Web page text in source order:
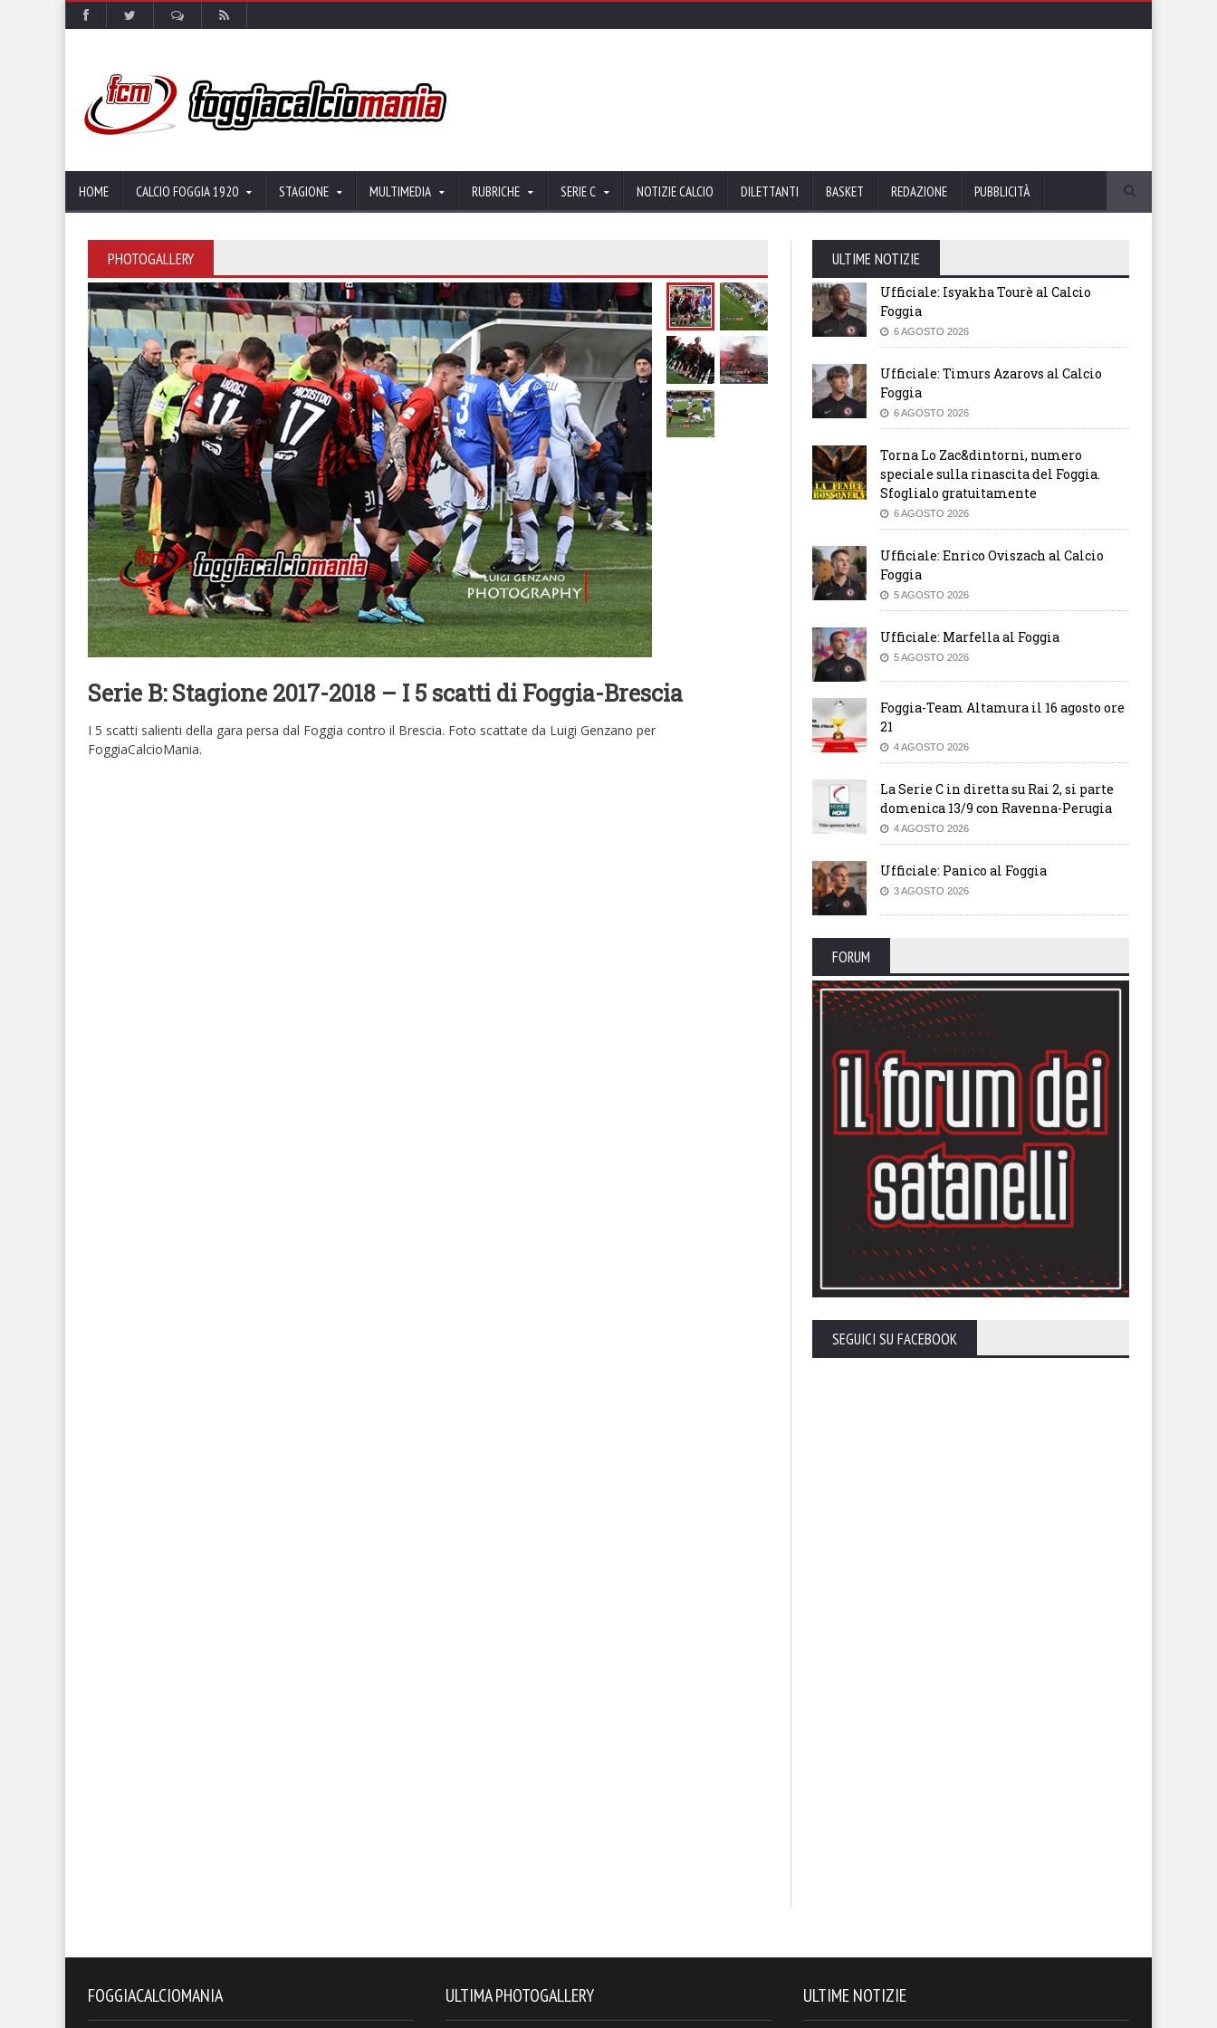
HOME CALCIO FOGGIA 1920 STAGIONE MULTIMEDIA RUBRICHE SERIE C NOTIZIE CALCIO DILETTANTI BASKET REDAZIONE PUBBLICITÀ
PHOTOGALLERY
Serie B: Stagione 2017-2018 – I 5 scatti di Foggia-Brescia
I 5 scatti salienti della gara persa dal Foggia contro il Brescia. Foto scattate da Luigi Genzano per
FoggiaCalcioMania.
ULTIME NOTIZIE
Ufficiale: Isyakha Tourè al Calcio
Foggia
6 AGOSTO 2026
Ufficiale: Timurs Azarovs al Calcio
Foggia
6 AGOSTO 2026
Torna Lo Zac&dintorni, numero
speciale sulla rinascita del Foggia.
Sfoglialo gratuitamente
6 AGOSTO 2026
Ufficiale: Enrico Oviszach al Calcio
Foggia
5 AGOSTO 2026
Ufficiale: Marfella al Foggia
5 AGOSTO 2026
Foggia-Team Altamura il 16 agosto ore
21
4 AGOSTO 2026
La Serie C in diretta su Rai 2, si parte
domenica 13/9 con Ravenna-Perugia
4 AGOSTO 2026
Ufficiale: Panico al Foggia
3 AGOSTO 2026
FORUM
SEGUICI SU FACEBOOK
FOGGIACALCIOMANIA ULTIMA PHOTOGALLERY ULTIME NOTIZIE